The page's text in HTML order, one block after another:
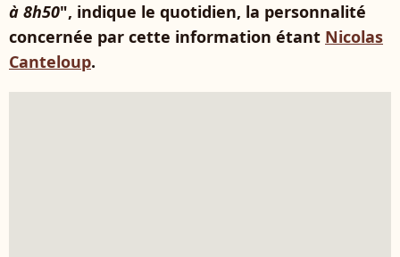
à 8h50", indique le quotidien, la personnalité
concernée par cette information étant Nicolas
Canteloup.